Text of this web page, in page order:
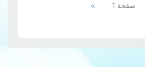
من…
قراءة المزيد صفحة 1 Next
››